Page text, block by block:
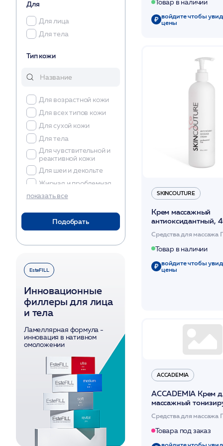
Для
Для лица
Для тела
Тип кожи
Для возрастной кожи
Для всех типов кожи
Для сухой кожи
Для тела
Для чувствительной и
реактивной кожи
Для шеи и декольте
Жирная и проблемная
Комбинированная
Сухая
показать все
Подобрать
EsteFILL
Инновационные
филлеры для лица
и тела
Ламеллярная формула -
инновация в нативном
омоложении
Товар в наличии
войдите чтобы
цены
SKINCOUTURE
Крем массажный
антиоксидантный,
/ANTIOXIDANT
CREAM /
Средства для массажа
Товар в наличии
войдите чтобы
цены
ACCADEMIA
ACCADEMIA Крем
массажный
Средства для массажа
Товара под заказ